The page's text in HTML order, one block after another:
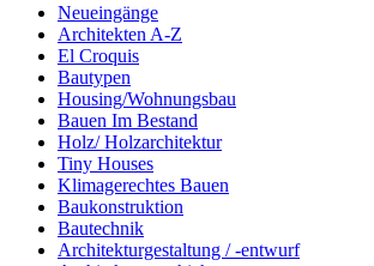
Neueingänge
Architekten A-Z
El Croquis
Bautypen
Housing/Wohnungsbau
Bauen Im Bestand
Holz/ Holzarchitektur
Tiny Houses
Klimagerechtes Bauen
Baukonstruktion
Bautechnik
Architekturgestaltung / -entwurf